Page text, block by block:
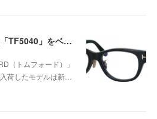
【多くの著名人も愛用した「TF5040」をベースに洗練されたウェリントンシェイプ】TOM FORD（トムフォード） TF6163-D-B 001が入荷！
（トムフォード）」
荷したモデルは新…